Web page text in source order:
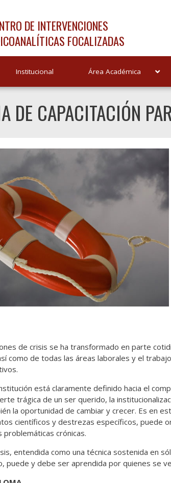
DE INTERVENCIONES
FOCALIZADAS
Institucional Área Académica
DE CAPACITACIÓN
de crisis se ha transformado en parte
como de todas las áreas laborales y el
está claramente definido hacia el
trágica de un ser querido, la
la oportunidad de cambiar y crecer. Es en
científicos y destrezas específicos, puede
crónicas.
entendida como una técnica sostenida en
puede y debe ser aprendida por quienes se